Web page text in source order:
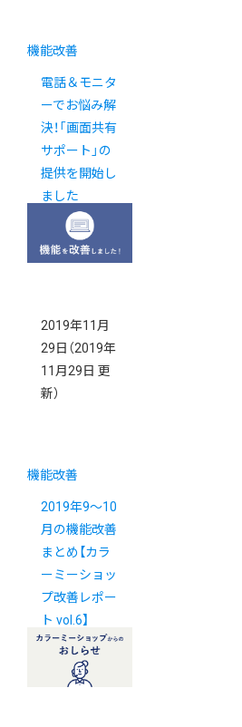
機能改善
電話＆モニタ
ーでお悩み解
決！「画面共有
サポート」の
提供を開始し
ました
2019年11月
29日 （2019年
11月29日 更
新）
機能改善
2019年9～10
月の機能改善
まとめ【カラ
ーミーショッ
プ改善レポー
ト vol.6】